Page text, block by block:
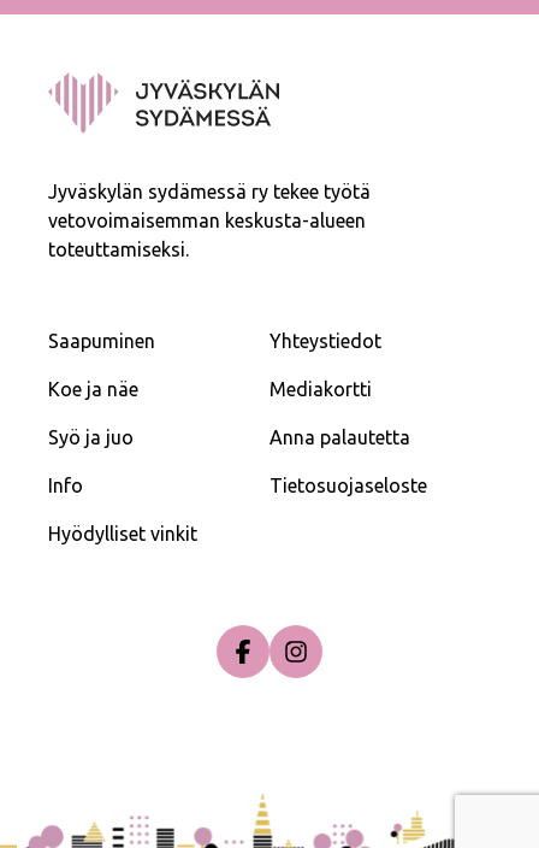
Jyväskylän sydämessä ry tekee työtä
vetovoimaisemman keskusta-alueen
toteuttamiseksi.
Saapuminen
Koe ja näe
Syö ja juo
Info
Hyödylliset vinkit
Yhteystiedot
Mediakortti
Anna palautetta
Tietosuojaseloste